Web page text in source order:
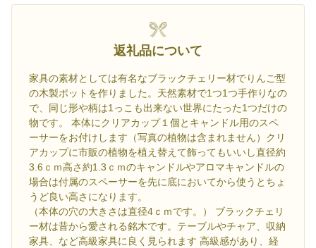
返礼品について
家具の素材としては有名なブラックチェリー材でりんご型
の木製ポットを作りました。天然素材で1つ1つ手作りなの
で、同じ形や柄は1っこも出来ない世界にたった1つだけの
物です。 本体にクリアカップ１個とキャンドル用のスペ
ーサーをお付けします（写真の植物は含まれません）クリ
アカップに市販の植物を植え替えて飾ってもいいし直径約
3.6ｃｍ高さ約1.3ｃｍのキャンドルやアロマキャンドルの
場合は付属のスペーサーを先に底においてから使うとちょ
うど良い高さになります。
（本体の穴の大きさは直径4ｃｍです。） ブラックチェリ
ー材は昔から愛される銘木です。テーブルやチャア、収納
家具、など高級家具に良く見られます 高級感があり、経